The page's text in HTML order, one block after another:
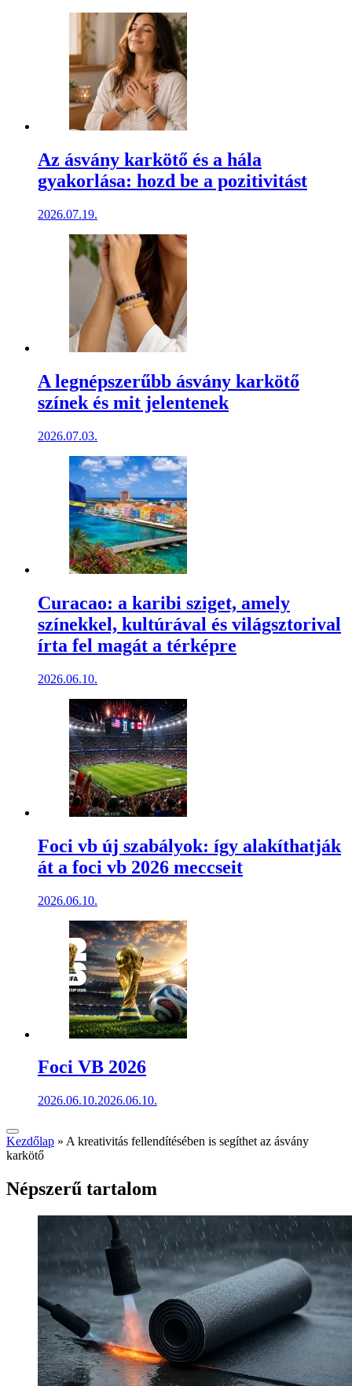
Az ásvány karkötő és a hála
gyakorlása: hozd be a pozitivitást
2026.07.19.
A legnépszerűbb ásvány karkötő
színek és mit jelentenek
2026.07.03.
Curacao: a karibi sziget, amely
színekkel, kultúrával és világsztorival
írta fel magát a térképre
2026.06.10.
Foci vb új szabályok: így alakíthatják
át a foci vb 2026 meccseit
2026.06.10.
Foci VB 2026
2026.06.10.2026.06.10.
Kezdőlap » A kreativitás fellendítésében is segíthet az ásvány
karkötő
Népszerű tartalom